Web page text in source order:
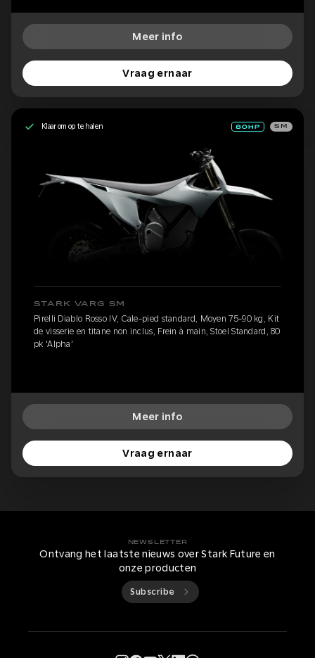
Meer info
Vraag ernaar
Klaar om op te halen SM
STARK VARG SM
Pirelli Diablo Rosso IV, Cale-pied standard, Moyen 75-90 kg, Kit
de visserie en titane non inclus, Frein à main, Stoel Standard, 80
pk 'Alpha'
Meer info
Vraag ernaar
NEWSLETTER
Ontvang het laatste nieuws over Stark Future en
onze producten
Subscribe